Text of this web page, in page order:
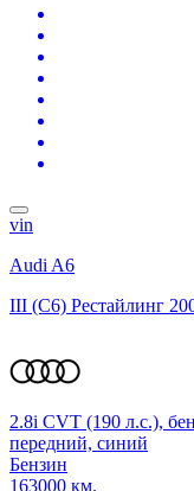
vin
Audi A6
III (C6) Рестайлинг
2.8i CVT (190 л.с.),
передний, синий
Бензин
163000 км.